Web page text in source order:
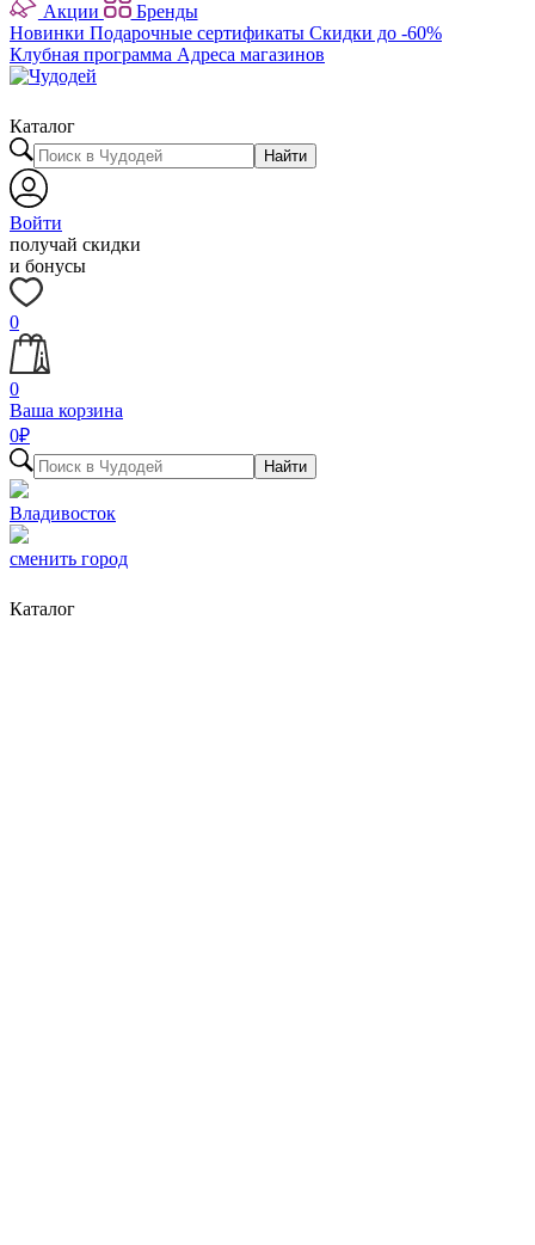
Акции
Бренды
Новинки Подарочные сертификаты Скидки до -60%
Клубная программа Адреса магазинов
Каталог
Найти
Войти
получай скидки
и бонусы
0
0
Ваша корзина
0₽
Найти
Владивосток
сменить город
Каталог